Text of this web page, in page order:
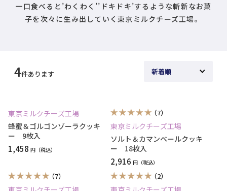
一口食べると’わくわく’’ドキドキ’するような斬新なお菓
子を次々に生み出していく東京ミルクチーズ工場。
4件あります
東京ミルクチーズ工場
蜂蜜＆ゴルゴンゾーラクッキ
ー 9枚入
1,458 円
（7）
東京ミルクチーズ工場
ソルト＆カマンベールクッキ
ー 18枚入
2,916 円
（7） （2）